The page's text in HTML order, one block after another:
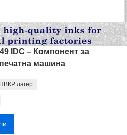
IDC – Компонент за
машина
лагер